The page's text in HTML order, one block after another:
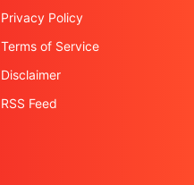
Privacy Policy
Terms of Service
Disclaimer
RSS Feed